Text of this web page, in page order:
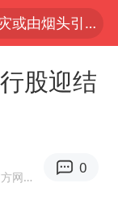
香港宏福苑火灾或由烟头引起
了吗
震
陕西柞水泥石流已致2死 仍有1人失联
股迎结
·新快报新闻官方网易号
0